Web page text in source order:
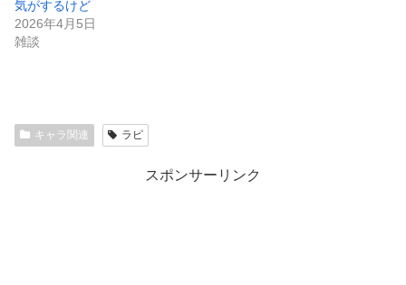
気がするけど
2026年4月5日
雑談
キャラ関連 ラピ
スポンサーリンク